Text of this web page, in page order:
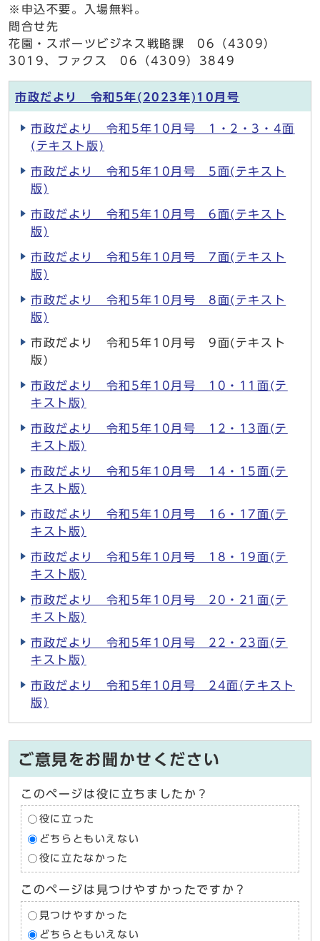
※申込不要。入場無料。
問合せ先
花園・スポーツビジネス戦略課 06（4309）
3019、ファクス 06（4309）3849
市政だより 令和5年(2023年)10月号
市政だより 令和5年10月号 1・2・3・4面
(テキスト版)
市政だより 令和5年10月号 5面(テキスト
版)
市政だより 令和5年10月号 6面(テキスト
版)
市政だより 令和5年10月号 7面(テキスト
版)
市政だより 令和5年10月号 8面(テキスト
版)
市政だより 令和5年10月号 9面(テキスト
版)
市政だより 令和5年10月号 10・11面(テ
キスト版)
市政だより 令和5年10月号 12・13面(テ
キスト版)
市政だより 令和5年10月号 14・15面(テ
キスト版)
市政だより 令和5年10月号 16・17面(テ
キスト版)
市政だより 令和5年10月号 18・19面(テ
キスト版)
市政だより 令和5年10月号 20・21面(テ
キスト版)
市政だより 令和5年10月号 22・23面(テ
キスト版)
市政だより 令和5年10月号 24面(テキスト
版)
ご意見をお聞かせください
このページは役に立ちましたか？
役に立った
どちらともいえない
役に立たなかった
このページは見つけやすかったですか？
見つけやすかった
どちらともいえない